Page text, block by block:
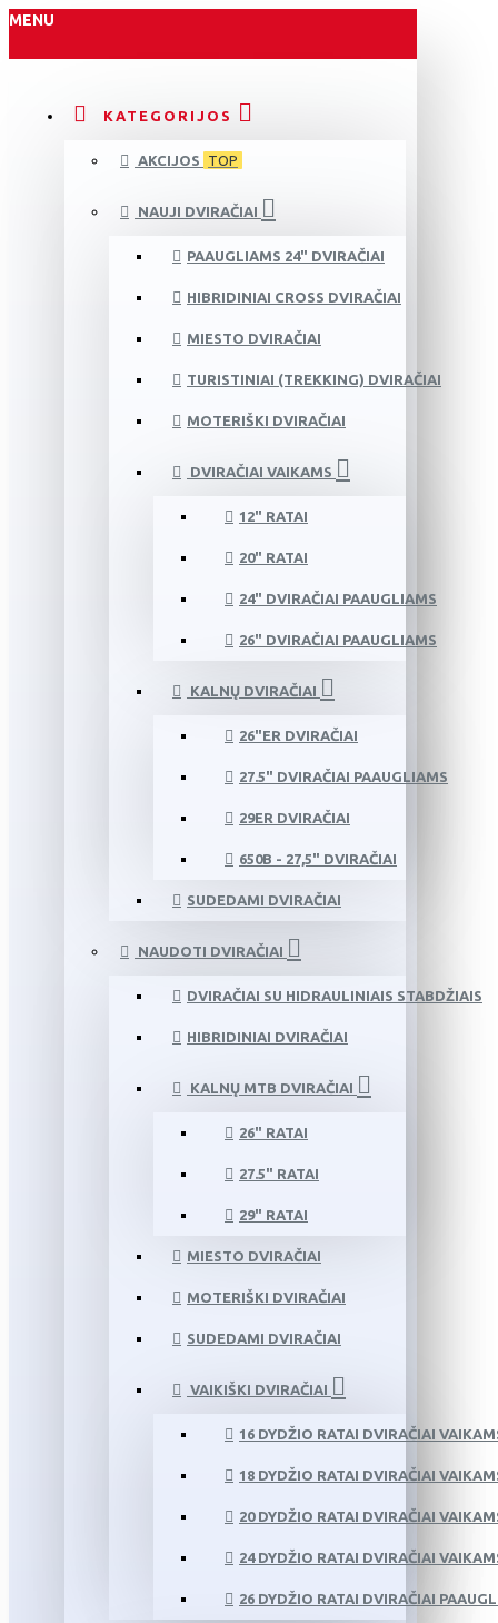
MENU
KATEGORIJOS
AKCIJOS TOP
NAUJI DVIRAČIAI
PAAUGLIAMS 24" DVIRAČIAI
HIBRIDINIAI CROSS DVIRAČIAI
MIESTO DVIRAČIAI
TURISTINIAI (TREKKING) DVIRAČIAI
MOTERIŠKI DVIRAČIAI
DVIRAČIAI VAIKAMS
12" RATAI
20" RATAI
24" DVIRAČIAI PAAUGLIAMS
26" DVIRAČIAI PAAUGLIAMS
KALNŲ DVIRAČIAI
26"ER DVIRAČIAI
27.5" DVIRAČIAI PAAUGLIAMS
29ER DVIRAČIAI
650B - 27,5" DVIRAČIAI
SUDEDAMI DVIRAČIAI
NAUDOTI DVIRAČIAI
DVIRAČIAI SU HIDRAULINIAIS STABDŽIAIS
HIBRIDINIAI DVIRAČIAI
KALNŲ MTB DVIRAČIAI
26" RATAI
27.5" RATAI
29" RATAI
MIESTO DVIRAČIAI
MOTERIŠKI DVIRAČIAI
SUDEDAMI DVIRAČIAI
VAIKIŠKI DVIRAČIAI
16 DYDŽIO RATAI DVIRAČIAI
18 DYDŽIO RATAI DVIRAČIAI
20 DYDŽIO RATAI DVIRAČIAI
24 DYDŽIO RATAI DVIRAČIAI
26 DYDŽIO RATAI DVIRAČIAI